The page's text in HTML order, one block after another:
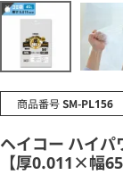
商品番号SM-PL156
ヘイコー ハイパ
【厚0.011×幅